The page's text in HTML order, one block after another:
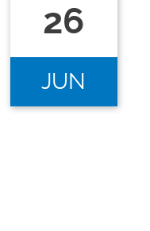
26
JUN